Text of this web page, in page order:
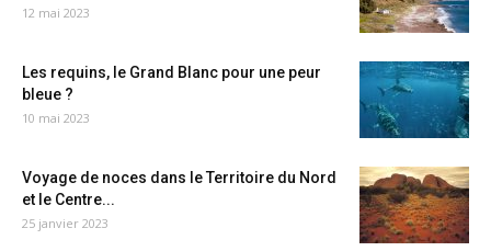
12 mai 2023
Les requins, le Grand Blanc pour une peur
bleue ?
10 mai 2023
Voyage de noces dans le Territoire du Nord
et le Centre...
25 janvier 2023